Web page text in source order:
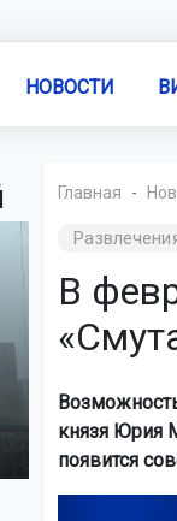
НОВОСТИ
Главная
В
князя Юрия
появится